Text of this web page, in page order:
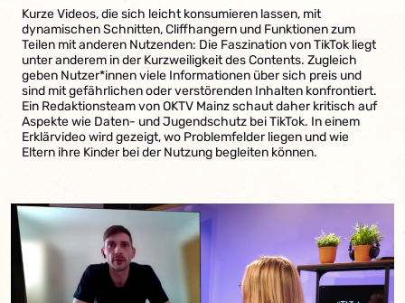
Kurze Videos, die sich leicht konsumieren lassen, mit
dynamischen Schnitten, Cliffhangern und Funktionen zum
Teilen mit anderen Nutzenden: Die Faszination von TikTok liegt
unter anderem in der Kurzweiligkeit des Contents. Zugleich
geben Nutzer*innen viele Informationen über sich preis und
sind mit gefährlichen oder verstörenden Inhalten konfrontiert.
Ein Redaktionsteam von OKTV Mainz schaut daher kritisch auf
Aspekte wie Daten- und Jugendschutz bei TikTok. In einem
Erklärvideo wird gezeigt, wo Problemfelder liegen und wie
Eltern ihre Kinder bei der Nutzung begleiten können.